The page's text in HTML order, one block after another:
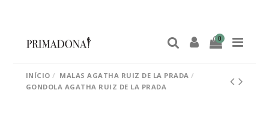
0
INÍCIO
MALAS AGATHA RUIZ DE LA PRADA
GONDOLA AGATHA RUIZ DE LA PRADA